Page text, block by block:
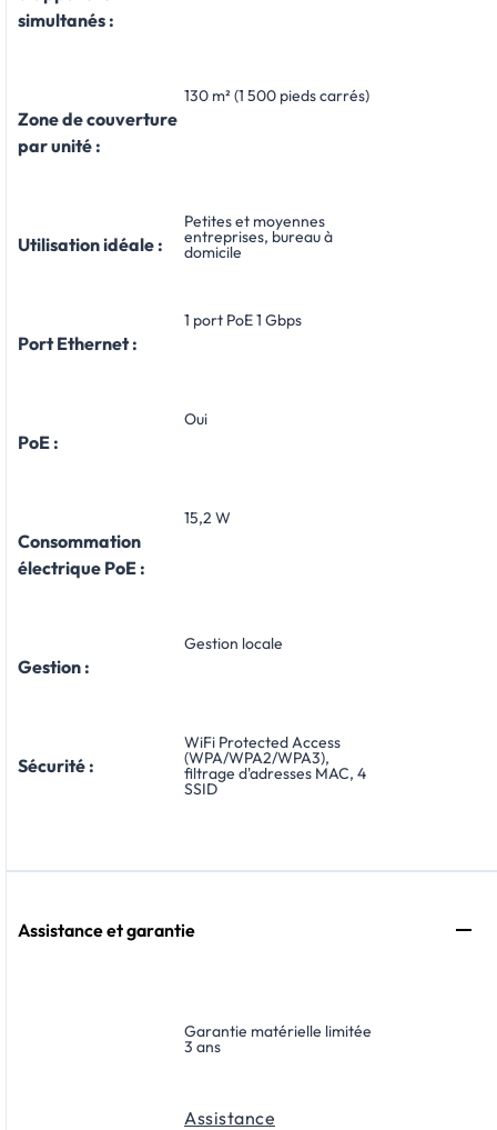
simultanés :
Zone de couverture
par unité :
130 m² (1 500 pieds carrés)
Utilisation idéale :
Petites et moyennes
entreprises, bureau à
domicile
Port Ethernet :
1 port PoE 1 Gbps
PoE :
Oui
Consommation
électrique PoE :
15,2 W
Gestion :
Gestion locale
Sécurité :
WiFi Protected Access
(WPA/WPA2/WPA3),
filtrage d'adresses MAC, 4
SSID
Assistance et garantie
Garantie matérielle limitée
3 ans
Assistance